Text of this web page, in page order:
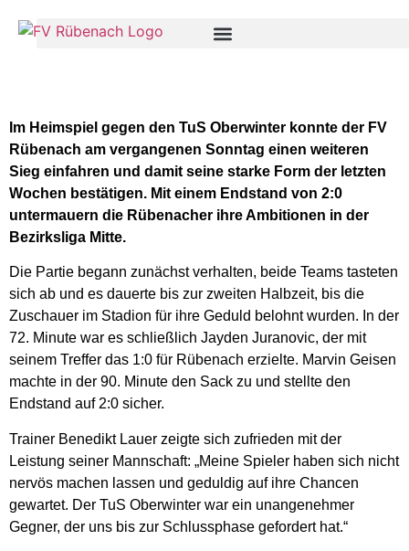
Im Heimspiel gegen den TuS Oberwinter konnte der FV
Rübenach am vergangenen Sonntag einen weiteren
Sieg einfahren und damit seine starke Form der letzten
Wochen bestätigen. Mit einem Endstand von 2:0
untermauern die Rübenacher ihre Ambitionen in der
Bezirksliga Mitte.
Die Partie begann zunächst verhalten, beide Teams tasteten
sich ab und es dauerte bis zur zweiten Halbzeit, bis die
Zuschauer im Stadion für ihre Geduld belohnt wurden. In der
72. Minute war es schließlich Jayden Juranovic, der mit
seinem Treffer das 1:0 für Rübenach erzielte. Marvin Geisen
machte in der 90. Minute den Sack zu und stellte den
Endstand auf 2:0 sicher.
Trainer Benedikt Lauer zeigte sich zufrieden mit der
Leistung seiner Mannschaft: „Meine Spieler haben sich nicht
nervös machen lassen und geduldig auf ihre Chancen
gewartet. Der TuS Oberwinter war ein unangenehmer
Gegner, der uns bis zur Schlussphase gefordert hat.“